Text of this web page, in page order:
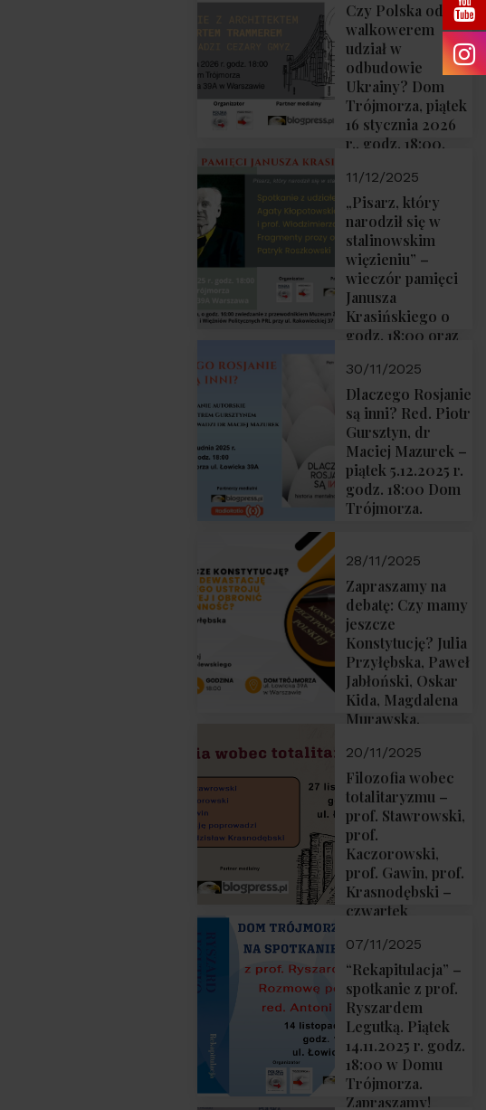
Czy Polska oddaje
walkowerem
udział w
odbudowie
Ukrainy? Dom
Trójmorza, piątek
16 stycznia 2026
r., godz. 18:00.
11/12/2025
„Pisarz, który
narodził się w
stalinowskim
więzieniu” –
wieczór pamięci
Janusza
Krasińskiego o
godz. 18:00 oraz
Muzeum
Żołnierzy
Wyklętych i
Więźniów
Politycznych PRL
o godz. 16:00 – 19
grudnia 2025 r.
30/11/2025
Dlaczego Rosjanie
są inni? Red. Piotr
Gursztyn, dr
Maciej Mazurek –
piątek 5.12.2025 r.
godz. 18:00 Dom
Trójmorza.
28/11/2025
Zapraszamy na
debatę: Czy mamy
jeszcze
Konstytucję? Julia
Przyłębska, Paweł
Jabłoński, Oskar
Kida, Magdalena
Murawska,
Sobolewski – 4
grudnia 2025 r.
godz. 18:00.
20/11/2025
Filozofia wobec
totalitaryzmu –
prof. Stawrowski,
prof.
Kaczorowski,
prof. Gawin, prof.
Krasnodębski –
czwartek
18:00
07/11/2025
“Rekapitulacja” –
spotkanie z prof.
Ryszardem
Legutką. Piątek
14.11.2025 r. godz.
18:00 w Domu
Trójmorza.
Zapraszamy!